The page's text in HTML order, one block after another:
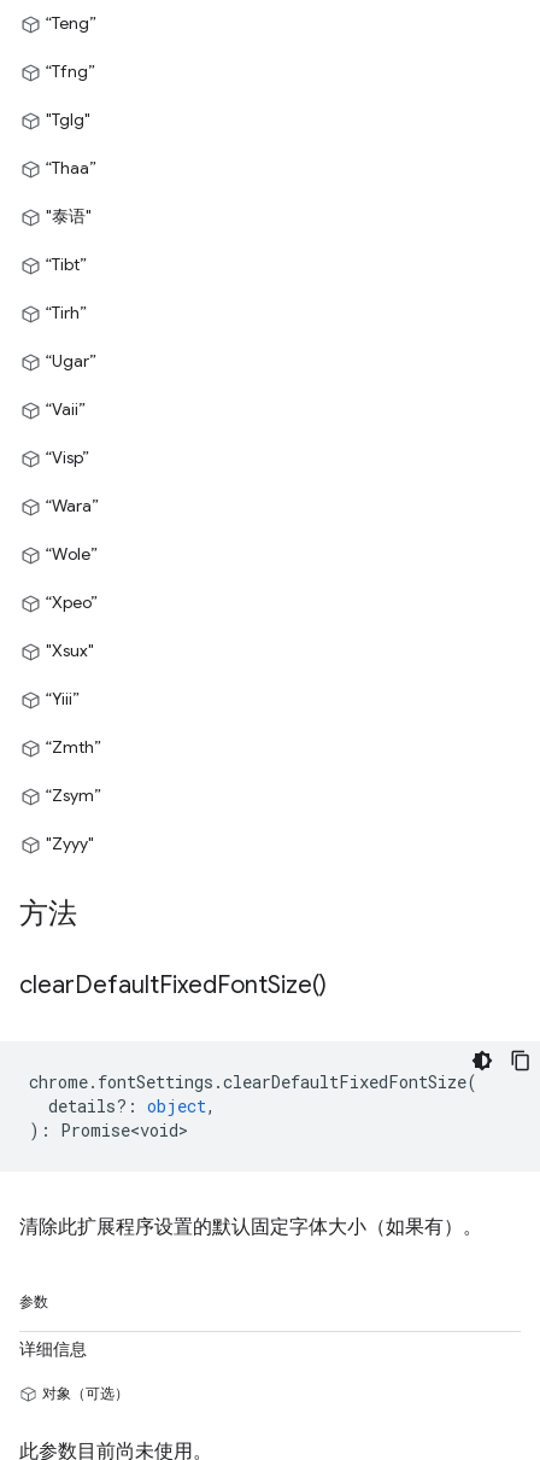
“Teng”
“Tfng”
"Tglg"
“Thaa”
"泰语"
“Tibt”
“Tirh”
“Ugar”
“Vaii”
“Visp”
“Wara”
“Wole”
“Xpeo”
"Xsux"
“Yiii”
“Zmth”
“Zsym”
"Zyyy"
方法
clearDefaultFixedFontSize()
chrome. fontSettings .clearDefaultFixedFontSize(
details? : object,
) : Promise<void>
清除此扩展程序设置的默认固定字体大小（如果有）。
参数
详细信息
对象（可选）
此参数目前尚未使用。